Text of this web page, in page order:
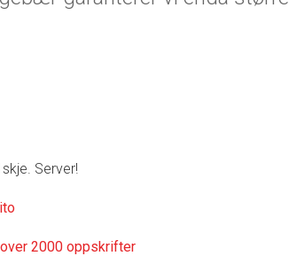
Server!
2000 oppskrifter